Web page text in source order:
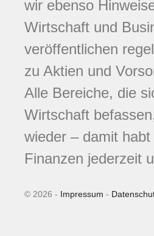
wir ebenso
Wirtschaft und
veröffentlichen
zu Aktien und
Alle Bereiche, die
Wirtschaft
wieder – damit
Finanzen jederzeit
© 2026 - Impressum -